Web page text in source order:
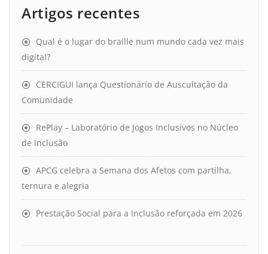
Artigos recentes
Qual é o lugar do braille num mundo cada vez mais
digital?
CERCIGUI lança Questionário de Auscultação da
Comunidade
RePlay – Laboratório de Jogos Inclusivos no Núcleo
de Inclusão
APCG celebra a Semana dos Afetos com partilha,
ternura e alegria
Prestação Social para a Inclusão reforçada em 2026